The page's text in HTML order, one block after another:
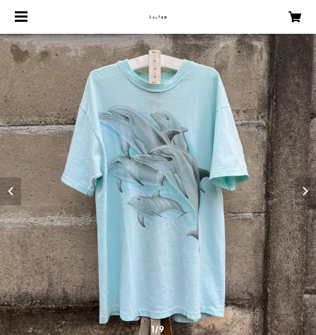
1/9